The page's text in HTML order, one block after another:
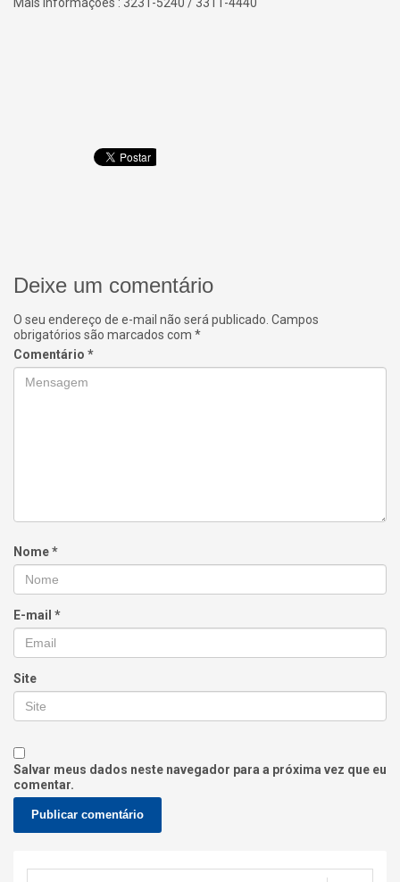
Deixe um comentário
O seu endereço de e-mail não será publicado. Campos
obrigatórios são marcados com *
Comentário *
Nome*
E-mail *
Site
Salvar meus dados neste navegador para a próxima vez que eu
comentar.